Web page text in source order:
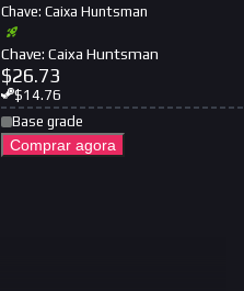
Chave: Caixa Huntsman
Chave: Caixa Huntsman
$26.73
$14.76
Base grade
Comprar agora